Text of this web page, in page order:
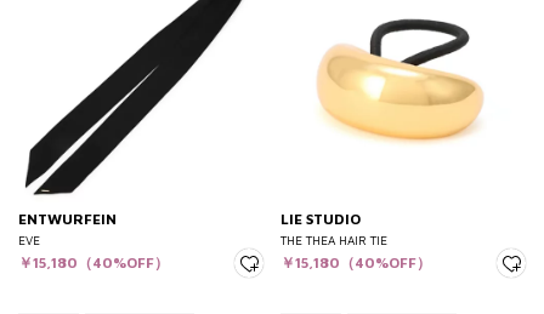
ENTWURFEIN
EVE
￥15,180（40%OFF）
LIE STUDIO
THE THEA HAIR TIE
￥15,180（40%OFF）